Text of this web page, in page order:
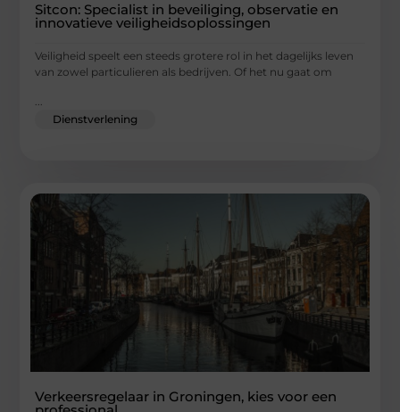
Sitcon: Specialist in beveiliging, observatie en
innovatieve veiligheidsoplossingen
Veiligheid speelt een steeds grotere rol in het dagelijks leven
van zowel particulieren als bedrijven. Of het nu gaat om
Dienstverlening
Verkeersregelaar in Groningen, kies voor een